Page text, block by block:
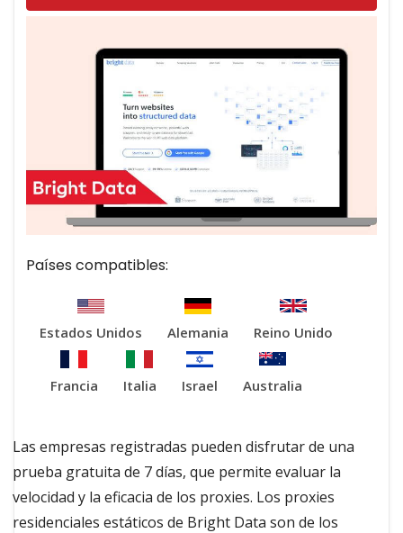
Países compatibles:
Estados Unidos Alemania Reino Unido
Francia Italia Israel Australia
Las empresas registradas pueden disfrutar de una
prueba gratuita de 7 días, que permite evaluar la
velocidad y la eficacia de los proxies. Los proxies
residenciales estáticos de Bright Data son de los